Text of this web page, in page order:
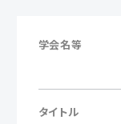
学会名等
タイトル